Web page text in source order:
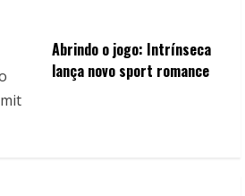
Abrindo o jogo: Intrínseca
lança novo sport romance